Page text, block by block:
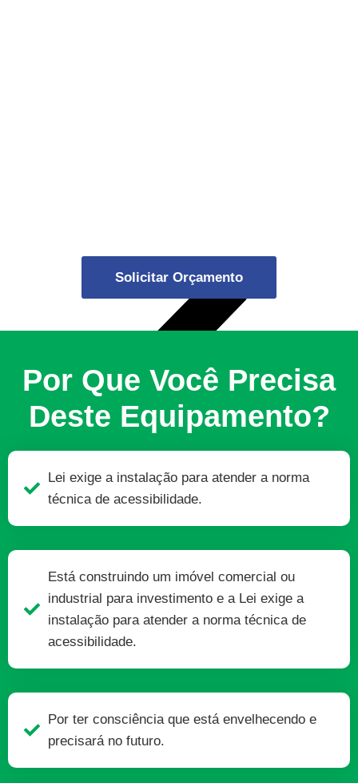
Solicitar Orçamento
Por Que Você Precisa
Deste Equipamento?
Lei exige a instalação para atender a norma
técnica de acessibilidade.
Está construindo um imóvel comercial ou
industrial para investimento e a Lei exige a
instalação para atender a norma técnica de
acessibilidade.
Por ter consciência que está envelhecendo e
precisará no futuro.